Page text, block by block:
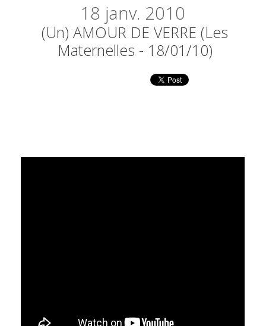
18 janv. 2010
(Un) AMOUR DE VERRE (Les
Maternelles - 18/01/10)